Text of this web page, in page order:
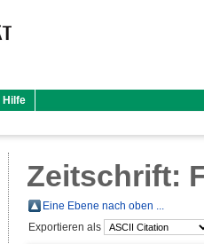
Hilfe
Zeitschrift:
Eine Ebene nach oben ...
Exportieren als